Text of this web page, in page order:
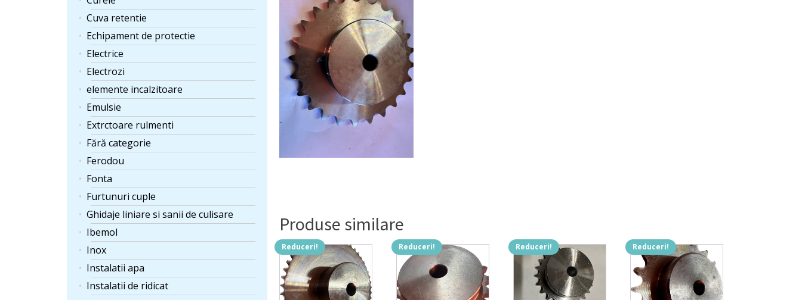
Cuva retentie
Echipament de protectie
Electrice
Electrozi
elemente incalzitoare
Emulsie
Extrctoare rulmenti
Fără categorie
Ferodou
Fonta
Furtunuri cuple
Ghidaje liniare si sanii de culisare
Ibemol
Inox
Instalatii apa
Instalatii de ridicat
Produse similare
Reduceri! Reduceri! Reduceri! Reduceri!